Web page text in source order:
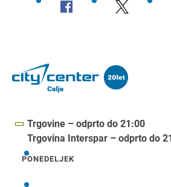
Trgovine – odprto do 21:00
Trgovina Interspar – odprto do
ponedeljek
PONEDELJEK